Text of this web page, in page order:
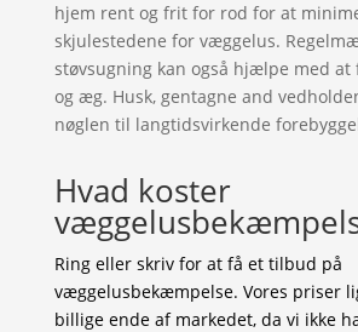
hjem rent og frit for rod for at
skjulestedene for væggelus.
støvsugning kan også hjælpe med
og æg. Husk, gentagne and
nøglen til langtidsvirkende
Hvad koster
Ring eller skriv for at få et tilbud på
væggelusbekæmpelse. Vores priser
billige ende af markedet, da vi ikke